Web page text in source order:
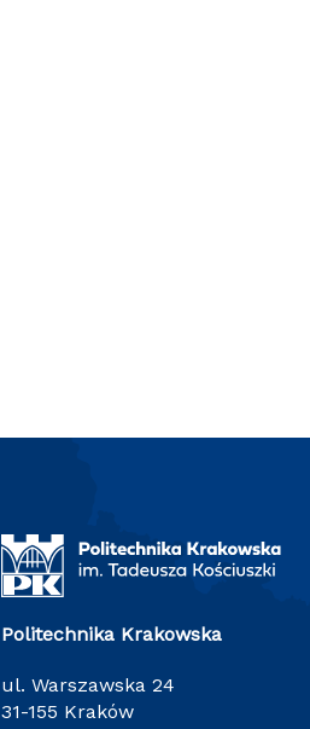
Politechnika Krakowska
ul. Warszawska 24
31-155 Kraków